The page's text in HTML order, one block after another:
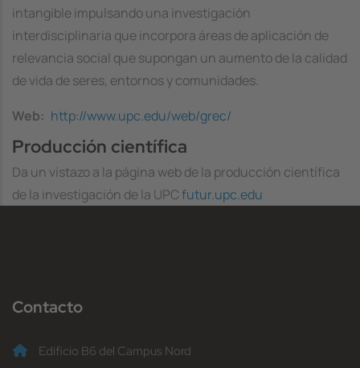
intangible impulsando una investigación
interdisciplinaria que incorpora áreas de aplicación de
relevancia social que supongan un aumento de la calidad
de vida de seres, entornos y comunidades.
Web
http://www.upc.edu/web/grec/
Producción científica
Da un vistazo a la página web de la producción científica
de la investigación de la UPCfutur.upc.edu
Contacto
Edificio B6 del Campus Nord